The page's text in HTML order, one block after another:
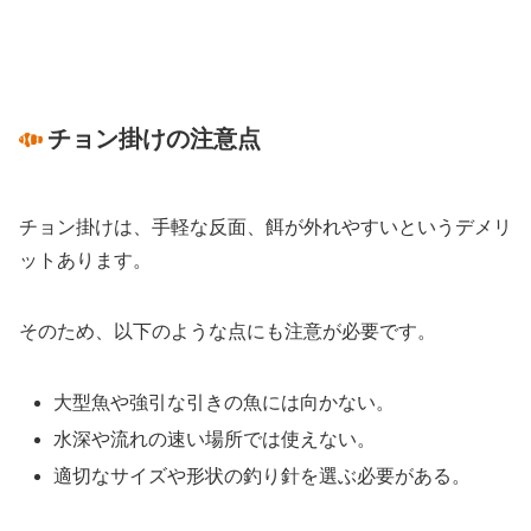
チョン掛けの注意点
チョン掛けは、手軽な反面、餌が外れやすいというデメリ
ットあります。
そのため、以下のような点にも注意が必要です。
大型魚や強引な引きの魚には向かない。
水深や流れの速い場所では使えない。
適切なサイズや形状の釣り針を選ぶ必要がある。